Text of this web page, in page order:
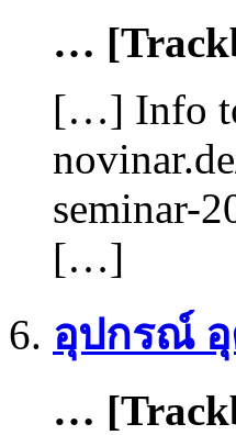
…
[…] Info
seminar-
[…]
อุปกรณ์
…